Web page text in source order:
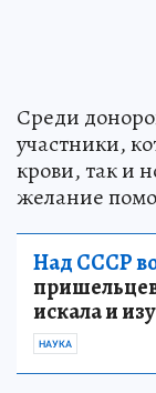
Среди
участники,
крови, так и
желание
Над СССР
искала и
НАУКА